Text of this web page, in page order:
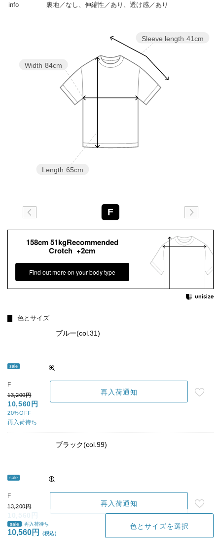
info 裏地／なし、伸縮性／あり、透け感／あり
Sleeve length 41cm
Length 65cm
Width 84cm
F
158cm 51kgRecommended
Crotch +2cm
Find out more on your body type
色とサイズ
sale
ブルー(col.31)
F
13,200円
10,560円
20%OFF
再入荷待ち
再入荷通知
sale
ブラック(col.99)
F
13,200円
20%OFF
再入荷待ち
再入荷通知
sale 再入荷待ち
10,560円
色とサイズを選択